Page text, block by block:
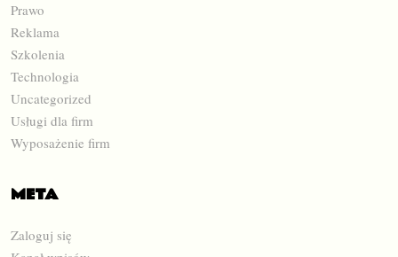
Prawo
Reklama
Szkolenia
Technologia
Uncategorized
Usługi dla firm
Wyposażenie firm
META
Zaloguj się